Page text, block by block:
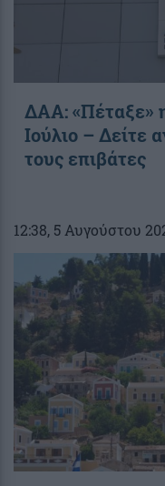
ΔΑΑ: «Πέταξε»
Ιούλιο – Δείτε
τους επιβάτες
12:38, 5 Αυγούστου